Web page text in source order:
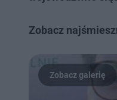
Zobacz